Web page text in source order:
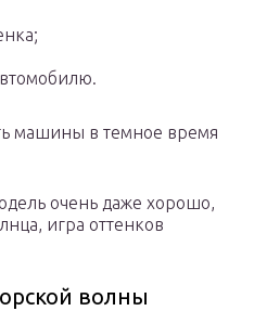
машины в темное время
очень даже хорошо,
игра оттенков
волны